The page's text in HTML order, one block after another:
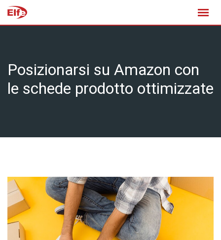
Skip
Posizionarsi su Amazon con
le schede prodotto ottimizzate